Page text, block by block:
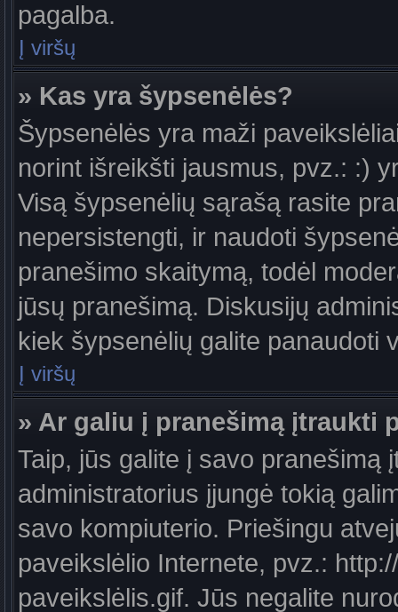
pagalba.
Į viršų
» Kas yra šypsenėlės?
Šypsenėlės yra maži
norint išreikšti jausmus, pvz.: :)
Visą šypsenėlių sąrašą rasite
nepersistengti, ir naudoti
pranešimo skaitymą, todėl
jūsų pranešimą. Diskusijų
kiek šypsenėlių galite panaudoti
Į viršų
» Ar galiu į pranešimą įtraukti
Taip, jūs galite į savo pranešimą
administratorius įjungė tokią
savo kompiuterio. Priešingu
paveikslėlio Internete, pvz.:
paveikslėlis.gif. Jūs negalite